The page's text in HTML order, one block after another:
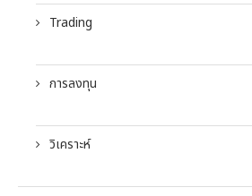
Trading
การลงทุน
วิเคราะห์